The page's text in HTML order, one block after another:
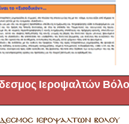
Ιεροψαλτών